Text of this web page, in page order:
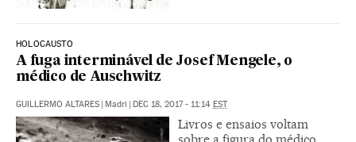
HOLOCAUSTO
A fuga interminável de Josef Mengele, o
médico de Auschwitz
GUILLERMO ALTARES | Madri | DEC 18, 2017 - 11:14 EST
Livros e ensaios voltam